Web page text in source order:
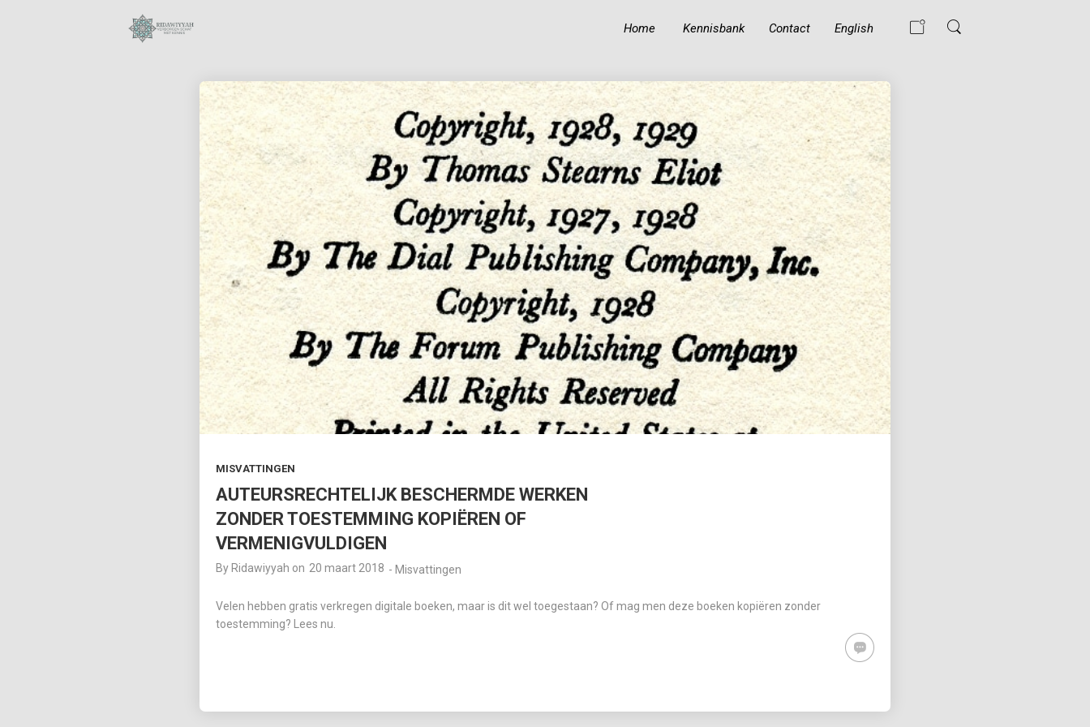
28
OKTOBER
SURAH AL-ANAM 6
AYAT 66-69:
KUNNEN MOSLIMS
DE
BIJEENKOMSTEN
VAN ONGELOVIGEN
BIJWONEN?
19
OKTOBER
2023
BIOGRAFIE VAN IBN
‘ABIDIN
19
OKTOBER
2023
WAT GEBEURT ER
ALS EEN MOSLIM
DE ISLAM
BELEDIGT?
18
OKTOBER
2023
BIOGRAFIE VAN
MUHAMMAD
AURANGZEB
ALAMGIR
18
OKTOBER
2023
KUNNEN MOSLIMS
HINDOE-GODEN
GELIJKSCHAKELEN
MET PROFETEN EN
RUIMTE
TOEKENNEN AAN
ALLAH?
Home Kennisbank Contact English
MISVATTINGEN
AUTEURSRECHTELIJK BESCHERMDE WERKEN
ZONDER TOESTEMMING KOPIËREN OF
VERMENIGVULDIGEN
By Ridawiyyah on 20 maart 2018 - Misvattingen
Velen hebben gratis verkregen digitale boeken, maar is dit wel toegestaan? Of mag men deze boeken kopiëren zonder
toestemming? Lees nu.